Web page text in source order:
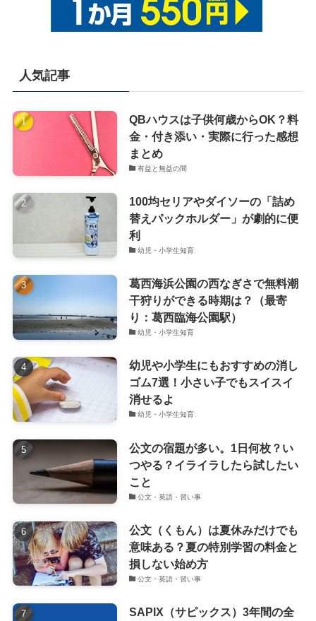
人気記事
QBハウスは子供何歳からOK？料
金・付き添い・実際に行った感想
まとめ
有益と無益の間
100均セリアやダイソーの「詰め
替えパックホルダー」が劇的に便
利
幼児・小学生知育
葛西海浜公園の西なぎさで無料潮
干狩りができる時期は？（最寄
り：葛西臨海公園駅）
幼児・小学生知育
幼児や小学生にもおすすめの消し
ゴム7選！小さい子でもスイスイ
消せるよ
幼児・小学生知育
公文の宿題が多い。1日何枚？い
つやる？イライラしたら試したい
こと
公文・英語・習い事
公文（くもん）は夏休みだけでも
意味ある？夏の特別学習の料金と
損しない始め方
公文・英語・習い事
SAPIX（サピックス）3年間の全